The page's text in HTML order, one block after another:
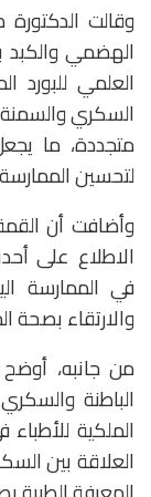
وقالت
الهضمي
العلمي للبورد
السكري
متجددة، ما
لتحسين
وأضافت أن
الاطلاع على
في الممارسة
والارتقاء بصحة
من جانبه، أوضح
الباطنة
الملكية
العلاقة بين